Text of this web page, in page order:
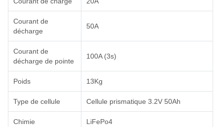
Courant de
décharge
50A
Courant de
décharge de pointe
100A (3s)
Poids 13Kg
Type de cellule Cellule prismatique 3.2V 50Ah
Chimie LiFePo4